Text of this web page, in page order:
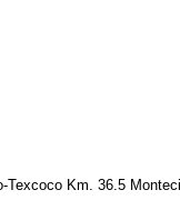
Texcoco Km. 36.5